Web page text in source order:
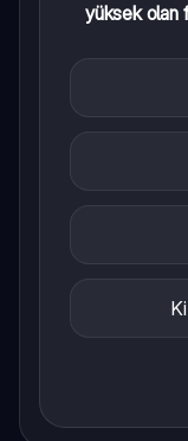
yüksek olan